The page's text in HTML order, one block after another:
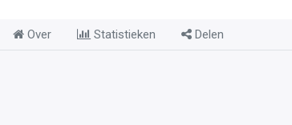
Over Statistieken Delen